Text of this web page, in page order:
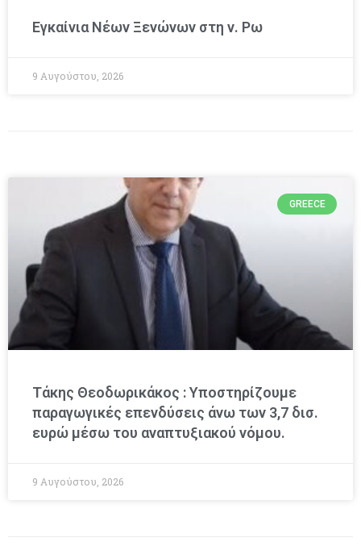
Εγκαίνια Νέων Ξενώνων στη ν. Ρω
9 Αυγούστου, 2026
GREECE
Τάκης Θεοδωρικάκος : Υποστηρίζουμε
παραγωγικές επενδύσεις άνω των 3,7 δισ.
ευρώ μέσω του αναπτυξιακού νόμου.
9 Αυγούστου, 2026